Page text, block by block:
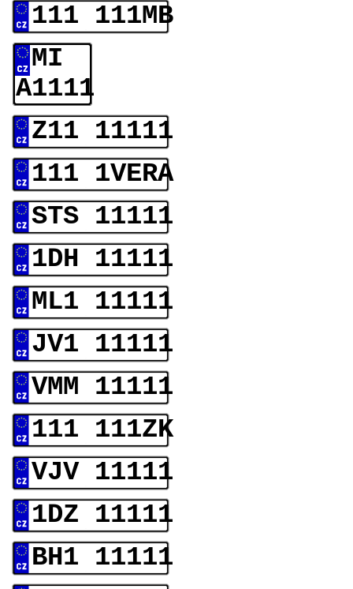
111 111MB
MI
A1111
Z11 11111
111 1VERA
STS 11111
1DH 11111
ML1 11111
JV1 11111
VMM 11111
111 111ZK
VJV 11111
1DZ 11111
BH1 11111